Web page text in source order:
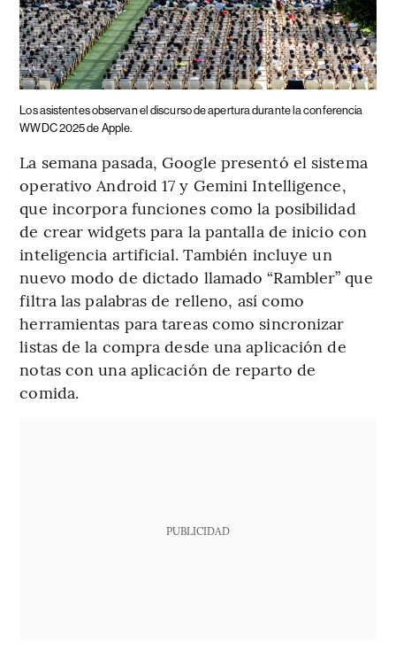
Los asistentes observan el discurso de apertura durante la conferencia
WWDC 2025 de Apple.
La semana pasada, Google presentó el sistema
operativo Android 17 y Gemini Intelligence,
que incorpora funciones como la posibilidad
de crear widgets para la pantalla de inicio con
inteligencia artificial. También incluye un
nuevo modo de dictado llamado “Rambler” que
filtra las palabras de relleno, así como
herramientas para tareas como sincronizar
listas de la compra desde una aplicación de
notas con una aplicación de reparto de
comida.
PUBLICIDAD